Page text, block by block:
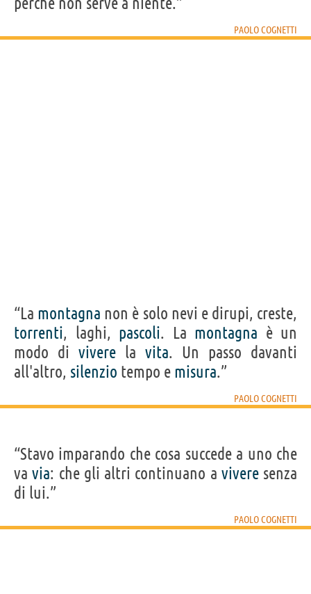
PAOLO COGNETTI
“La montagna non è solo nevi e dirupi, creste,
torrenti, laghi, pascoli. La montagna è un
modo di vivere la vita. Un passo davanti
all'altro, silenzio tempo e misura.”
PAOLO COGNETTI
“Stavo imparando che cosa succede a uno che
vavia: che gli altri continuano a viveresenza
di lui.”
PAOLO COGNETTI